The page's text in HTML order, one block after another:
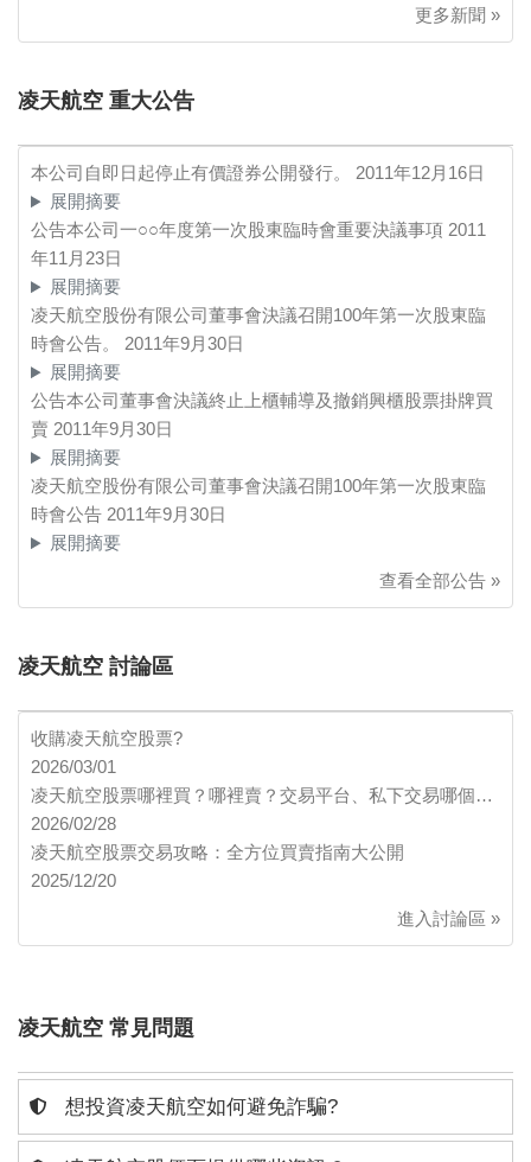
更多新聞 »
凌天航空 重大公告
本公司自即日起停止有價證券公開發行。 2011年12月16日
展開摘要
公告本公司一○○年度第一次股東臨時會重要決議事項 2011
年11月23日
展開摘要
凌天航空股份有限公司董事會決議召開100年第一次股東臨
時會公告。 2011年9月30日
展開摘要
公告本公司董事會決議終止上櫃輔導及撤銷興櫃股票掛牌買
賣 2011年9月30日
展開摘要
凌天航空股份有限公司董事會決議召開100年第一次股東臨
時會公告 2011年9月30日
展開摘要
查看全部公告 »
凌天航空 討論區
收購凌天航空股票?
2026/03/01
凌天航空股票哪裡買？哪裡賣？交易平台、私下交易哪個…
2026/02/28
凌天航空股票交易攻略：全方位買賣指南大公開
2025/12/20
進入討論區 »
凌天航空 常見問題
想投資凌天航空如何避免詐騙?